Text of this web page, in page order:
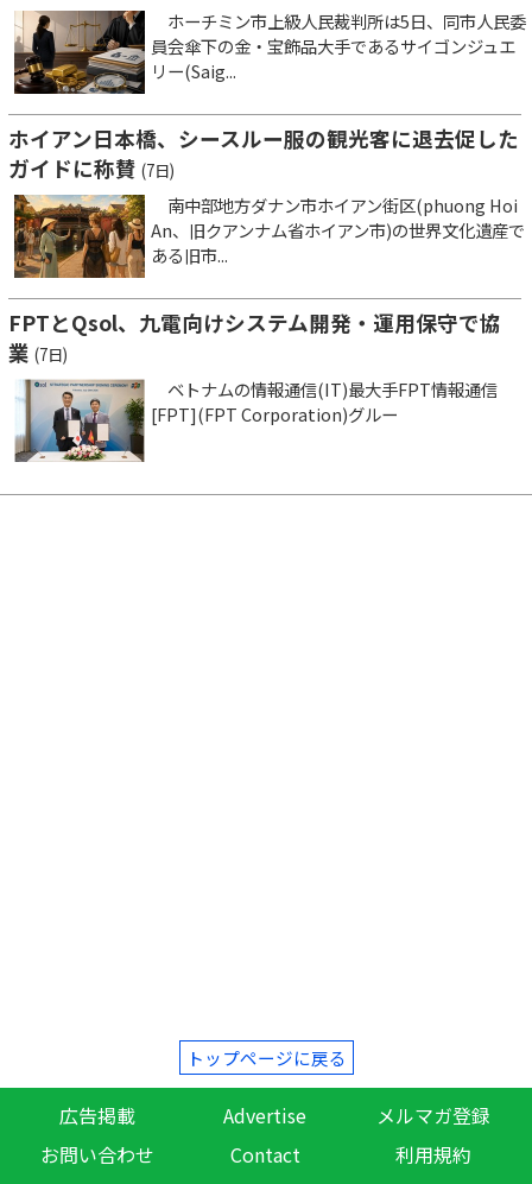
ホーチミン市上級人民裁判所は5日、同市人民委
員会傘下の金・宝飾品大手であるサイゴンジュエ
リー(Saig...
ホイアン日本橋、シースルー服の観光客に退去促した
ガイドに称賛 (7日)
南中部地方ダナン市ホイアン街区(phuong Hoi
An、旧クアンナム省ホイアン市)の世界文化遺産で
ある旧市...
FPTとQsol、九電向けシステム開発・運用保守で協
業 (7日)
ベトナムの情報通信(IT)最大手FPT情報通信
[FPT](FPT Corporation)グルー
トップページに戻る
広告掲載 Advertise
メルマガ登録
お問い合わせ
Contact
利用規約